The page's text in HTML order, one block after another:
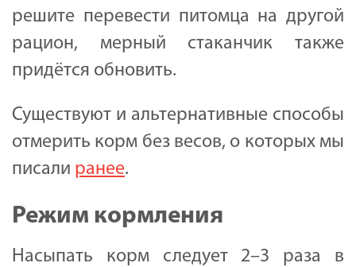
решите перевести питомца на другой
рацион, мерный стаканчик также
придётся обновить.
Существуют и альтернативные способы
отмерить корм без весов, о которых мы
писали ранее.
Режим кормления
Насыпать корм следует 2–3 раза в